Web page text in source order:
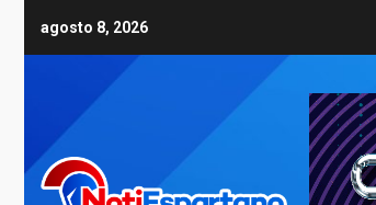
agosto 8, 2026